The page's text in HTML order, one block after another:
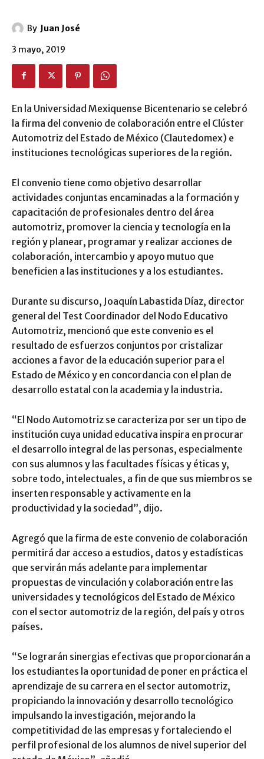
By Juan José
3 mayo, 2019
En la Universidad Mexiquense Bicentenario se celebró
la firma del convenio de colaboración entre el Clúster
Automotriz del Estado de México (Clautedomex) e
instituciones tecnológicas superiores de la región.
El convenio tiene como objetivo desarrollar
actividades conjuntas encaminadas a la formación y
capacitación de profesionales dentro del área
automotriz, promover la ciencia y tecnología en la
región y planear, programar y realizar acciones de
colaboración, intercambio y apoyo mutuo que
beneficien a las instituciones y a los estudiantes.
Durante su discurso, Joaquín Labastida Díaz, director
general del Test Coordinador del Nodo Educativo
Automotriz, mencionó que este convenio es el
resultado de esfuerzos conjuntos por cristalizar
acciones a favor de la educación superior para el
Estado de México y en concordancia con el plan de
desarrollo estatal con la academia y la industria.
“El Nodo Automotriz se caracteriza por ser un tipo de
institución cuya unidad educativa inspira en procurar
el desarrollo integral de las personas, especialmente
con sus alumnos y las facultades físicas y éticas y,
sobre todo, intelectuales, a fin de que sus miembros se
inserten responsable y activamente en la
productividad y la sociedad”, dijo.
Agregó que la firma de este convenio de colaboración
permitirá dar acceso a estudios, datos y estadísticas
que servirán más adelante para implementar
propuestas de vinculación y colaboración entre las
universidades y tecnológicos del Estado de México
con el sector automotriz de la región, del país y otros
países.
“Se lograrán sinergias efectivas que proporcionarán a
los estudiantes la oportunidad de poner en práctica el
aprendizaje de su carrera en el sector automotriz,
propiciando la innovación y desarrollo tecnológico
impulsando la investigación, mejorando la
competitividad de las empresas y fortaleciendo el
perfil profesional de los alumnos de nivel superior del